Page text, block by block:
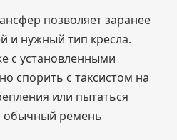
позволяет заранее
и нужный тип кресла.
с установленными
спорить с таксистом на
или пытаться
обычный ремень